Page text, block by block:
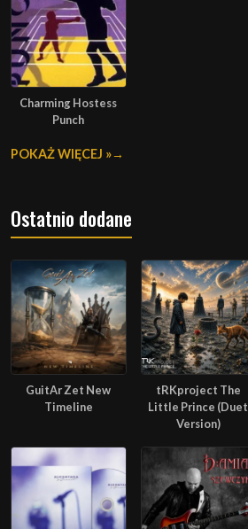
Charming Hostess
Punch
POKAŻ WIĘCEJ »
Ostatnio dodane
GuitAr Zet New
Timeline
tRKproject The
Little Prince (Duet
Version)